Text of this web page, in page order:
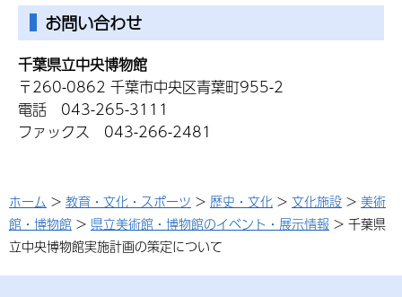
お問い合わせ
千葉県立中央博物館
〒260-0862 千葉市中央区青葉町955-2
電話 043-265-3111
ファックス 043-266-2481
ホーム > 教育・文化・スポーツ > 歴史・文化 > 文化施設 > 美術
館・博物館 > 県立美術館・博物館のイベント・展示情報 > 千葉県
立中央博物館実施計画の策定について